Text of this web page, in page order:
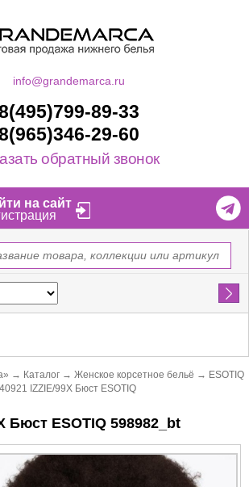
info@grandemarca.ru
89-33
29-60
обратный звонок
на сайт
Найти
→ Каталог → Женское корсетное бельё → ESOTIQ
40921 IZZIE/99X Бюст ESOTIQ
Бюст ESOTIQ 598982_bt